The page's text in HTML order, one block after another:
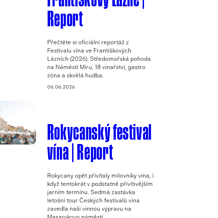
Report
Přečtěte si oficiální reportáž z
Festivalu vína ve Františkových
Lázních (2026). Středomořská pohoda
na Náměstí Míru, 18 vinařství, gastro
zóna a skvělá hudba.
06.06.2026
Rokycanský festival
vína | Report
Rokycany opět přívítaly milovníky vína, i
když tentokrát v podstatně přívítivějším
jarním termínu. Sedmá zastávka
letošní tour Českých festivalů vína
zavedla naši vinnou výpravu na